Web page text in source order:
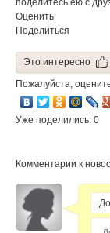
поделитесь ею с
Оценить
Поделиться
Это интересно
Пожалуйста,
Уже поделились: 0
Комментарии к